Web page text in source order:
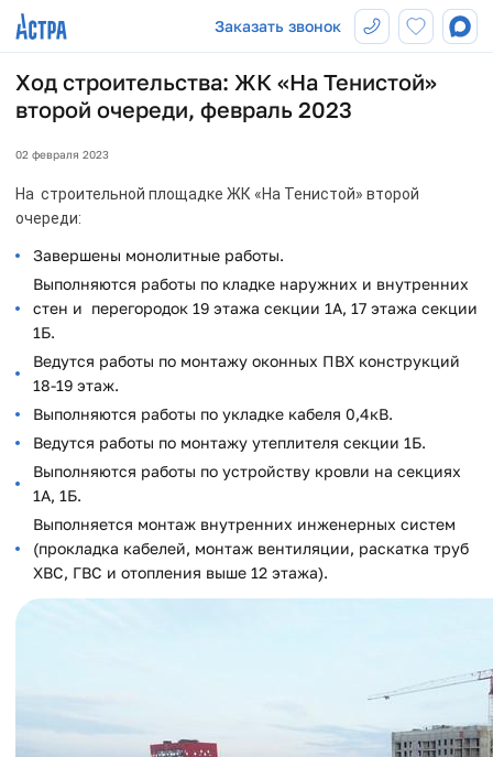
Заказать звонок
Ход строительства: ЖК «На Тенистой»
второй очереди, февраль 2023
02 февраля 2023
На строительной площадке ЖК «На Тенистой» второй
очереди:
Завершены монолитные работы.
Выполняются работы по кладке наружних и внутренних
стен и перегородок 19 этажа секции 1А, 17 этажа секции
1Б.
Ведутся работы по монтажу оконных ПВХ конструкций
18-19 этаж.
Выполняются работы по укладке кабеля 0,4кВ.
Ведутся работы по монтажу утеплителя секции 1Б.
Выполняются работы по устройству кровли на секциях
1А, 1Б.
Выполняется монтаж внутренних инженерных систем
(прокладка кабелей, монтаж вентиляции, раскатка труб
ХВС, ГВС и отопления выше 12 этажа).